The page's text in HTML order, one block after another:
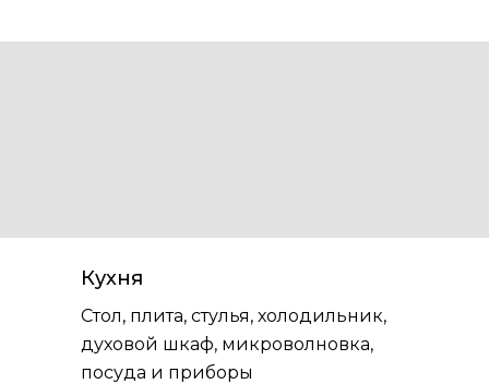
Кухня
Стол, плита, стулья, холодильник,
духовой шкаф, микроволновка,
посуда и приборы